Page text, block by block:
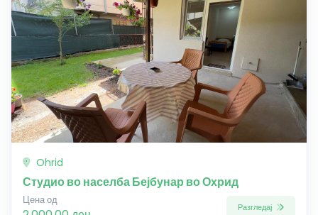
Ohrid
Студио во населба Бејбунар во Охрид
Цена од
Разгледај